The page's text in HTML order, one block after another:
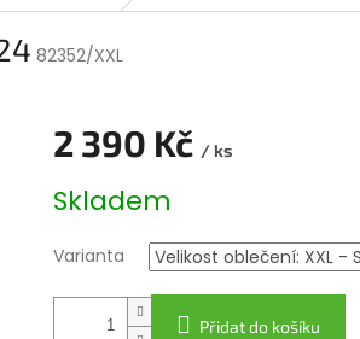
82352/XXL
2 390 Kč / ks
cena:
Skladem
Varianta
Přidat do košíku